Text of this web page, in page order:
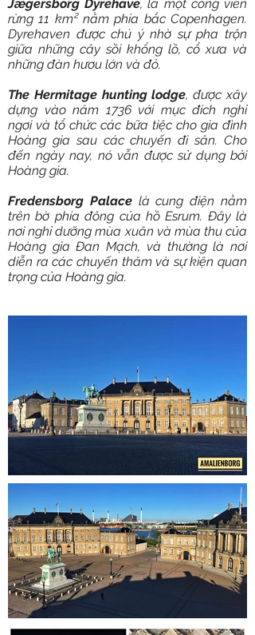
Jægersborg Dyrehave, là một công viên
rừng 11 km² nằm phía bắc Copenhagen.
Dyrehaven được chú ý nhờ sự pha trộn
giữa những cây sồi khổng lồ, cổ xưa và
những đàn hươu lớn và đỏ.
The Hermitage hunting lodge, được xây
dựng vào năm 1736 với mục đích nghỉ
ngơi và tổ chức các bữa tiệc cho gia đình
Hoàng gia sau các chuyến đi săn. Cho
đến ngày nay, nó vẫn được sử dụng bởi
Hoàng gia.
Fredensborg Palace là cung điện nằm
trên bờ phía đông của hồ Esrum. Đây là
nơi nghỉ dưỡng mùa xuân và mùa thu của
Hoàng gia Đan Mạch, và thường là nơi
diễn ra các chuyến thăm và sự kiện quan
trọng của Hoàng gia.